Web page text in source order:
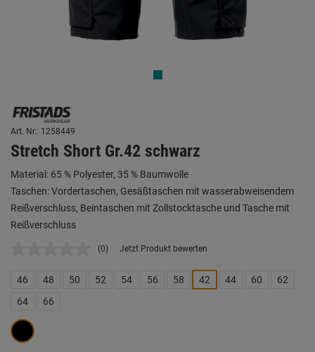
Art. Nr.: 1258449
Stretch Short Gr.42 schwarz
Material: 65 % Polyester, 35 % Baumwolle
Taschen: Vordertaschen, Gesäßtaschen mit wasserabweisendem
Reißverschluss, Beintaschen mit Zollstocktasche und Tasche mit
Reißverschluss
Kein
Link
auf
(0) Jetzt Produkt bewerten
46 48 50 52 54 56 58 42 44 60
62
64
66